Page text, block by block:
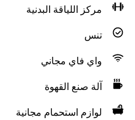
مركز اللياقة البدنية
تنس
واي فاي مجاني
آلة صنع القهوة
لوازم استحمام مجانية